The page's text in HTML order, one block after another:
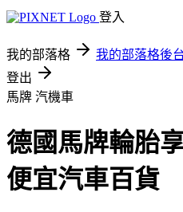
登入
我的部落格 我的部落格後
登出
馬牌 汽機車
德國馬牌輪胎
便宜汽車百貨